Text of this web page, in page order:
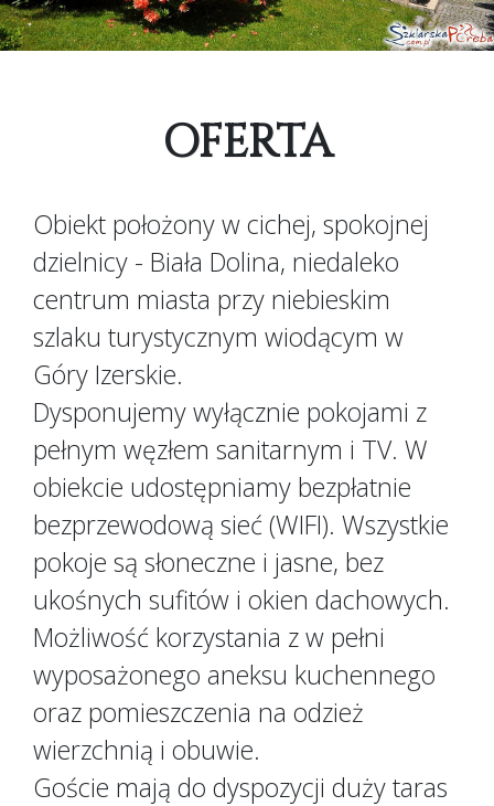
OFERTA
Obiekt położony w cichej, spokojnej
dzielnicy - Biała Dolina, niedaleko
centrum miasta przy niebieskim
szlaku turystycznym wiodącym w
Góry Izerskie.
Dysponujemy wyłącznie pokojami z
pełnym węzłem sanitarnym i TV. W
obiekcie udostępniamy bezpłatnie
bezprzewodową sieć (WIFI). Wszystkie
pokoje są słoneczne i jasne, bez
ukośnych sufitów i okien dachowych.
Możliwość korzystania z w pełni
wyposażonego aneksu kuchennego
oraz pomieszczenia na odzież
wierzchnią i obuwie.
Goście mają do dyspozycji duży taras